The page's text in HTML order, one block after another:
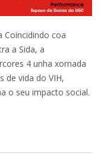
Coincidindo coa
a Sida, a
4 unha xornada
de vida do VIH,
o seu impacto social.